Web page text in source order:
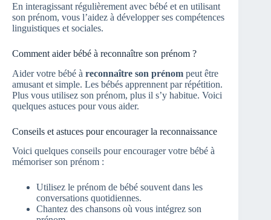
En interagissant régulièrement avec bébé et en utilisant
son prénom, vous l’aidez à développer ses compétences
linguistiques et sociales.
Comment aider bébé à reconnaître son prénom ?
Aider votre bébé à reconnaître son prénom peut être
amusant et simple. Les bébés apprennent par répétition.
Plus vous utilisez son prénom, plus il s’y habitue. Voici
quelques astuces pour vous aider.
Conseils et astuces pour encourager la reconnaissance
Voici quelques conseils pour encourager votre bébé à
mémoriser son prénom :
Utilisez le prénom de bébé souvent dans les
conversations quotidiennes.
Chantez des chansons où vous intégrez son